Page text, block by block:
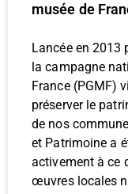
musée de
Lancée en 2013
la campagne
France (PGMF)
préserver le
de nos
et Patrimoine a
activement à ce
œuvres locales